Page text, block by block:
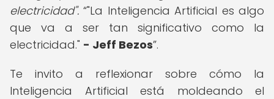
electricidad". "La Inteligencia Artificial es algo
que va a ser tan significativo como la
electricidad." - Jeff Bezos .
Te invito a reflexionar sobre cómo la
Inteligencia Artificial está moldeando el